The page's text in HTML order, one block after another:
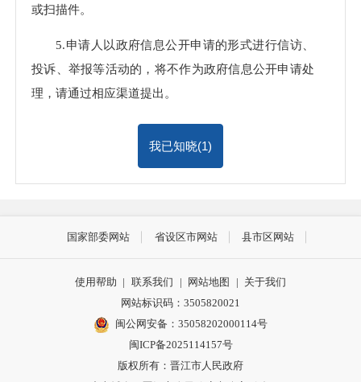
或扫描件。
5.申请人以政府信息公开申请的形式进行信访、
投诉、举报等活动的，将不作为政府信息公开申请处
理，请通过相应渠道提出。
我已知晓(1)
国家部委网站 省设区市网站 县市区网站
使用帮助 | 联系我们 | 网站地图 | 关于我们
网站标识码：3505820021
闽公网安备：35058202000114号
闽ICP备2025114157号
版权所有：晋江市人民政府